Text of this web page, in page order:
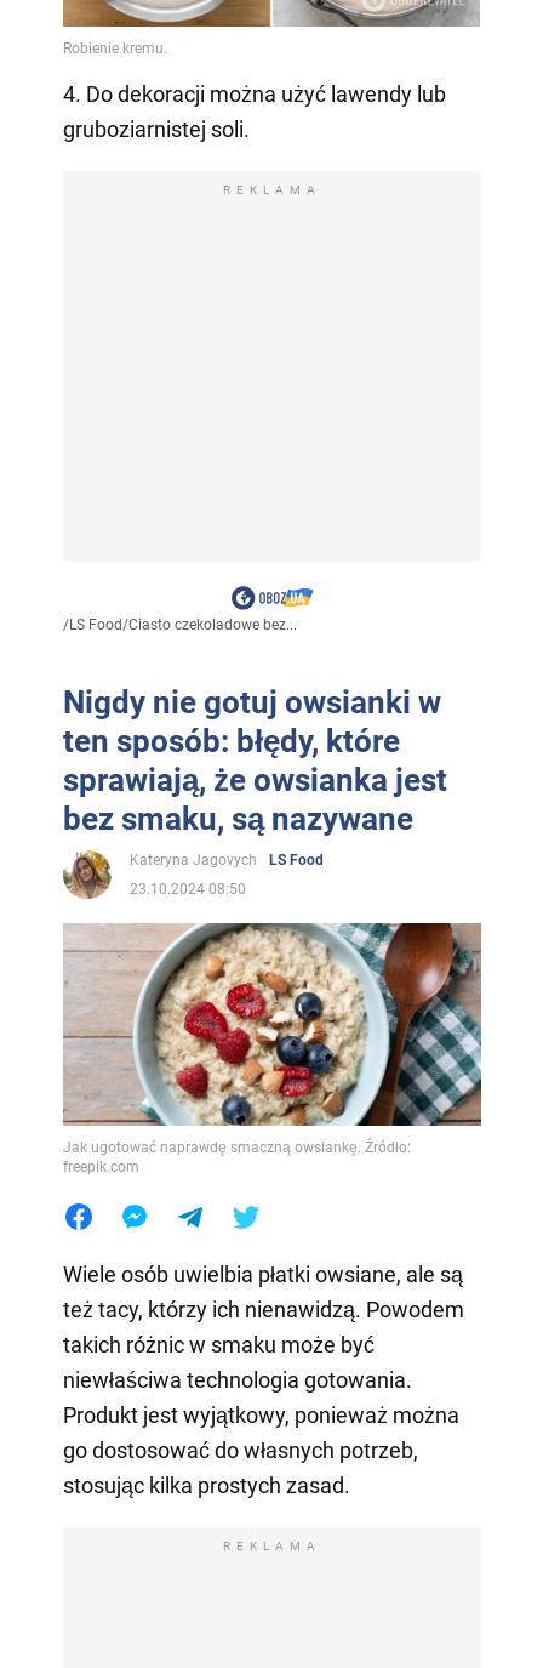
4. Do dekoracji można użyć lawendy lub
gruboziarnistej soli.
REKLAMA
/LS Food/Ciasto czekoladowe bez...
Nigdy nie gotuj owsianki w
ten sposób: błędy, które
sprawiają, że owsianka jest
bez smaku, są nazywane
Kateryna Jagovych
LS Food
23.10.2024 08:50
Jak ugotować naprawdę smaczną owsiankę. Źródło:
freepik.com
Wiele osób uwielbia płatki owsiane, ale są
też tacy, którzy ich nienawidzą. Powodem
takich różnic w smaku może być
niewłaściwa technologia gotowania.
Produkt jest wyjątkowy, ponieważ można
go dostosować do własnych potrzeb,
stosując kilka prostych zasad.
REKLAMA